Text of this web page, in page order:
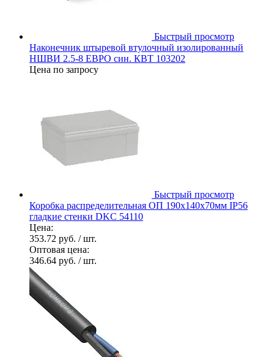
Быстрый просмотр
Наконечник штыревой втулочный изолированный
НШВИ 2.5-8 ЕВРО син. КВТ 103202
Цена по запросу
Быстрый просмотр
Коробка распределительная ОП 190х140х70мм IP56
гладкие стенки DKC 54110
Цена:
353.72 руб. / шт.
Оптовая цена:
346.64 руб. / шт.